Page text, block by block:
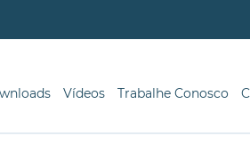
Vídeos Trabalhe Conosco